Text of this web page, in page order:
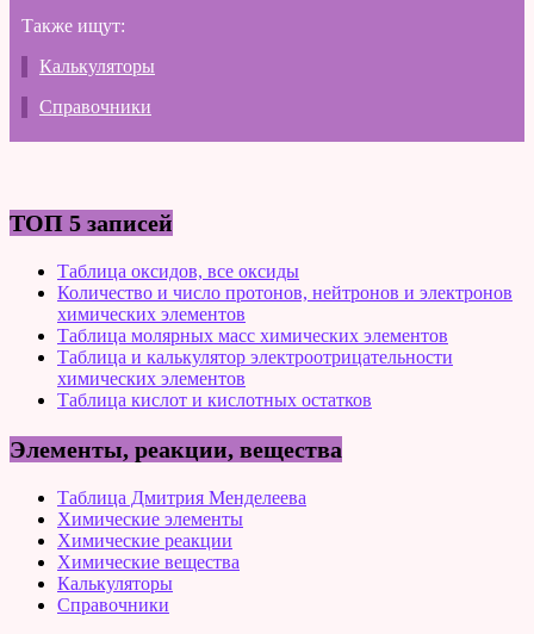
Также ищут:
Калькуляторы
Справочники
ТОП 5 записей
Таблица оксидов, все оксиды
Количество и число протонов, нейтронов и электронов
химических элементов
Таблица молярных масс химических элементов
Таблица и калькулятор электроотрицательности
химических элементов
Таблица кислот и кислотных остатков
Элементы, реакции, вещества
Таблица Дмитрия Менделеева
Химические элементы
Химические реакции
Химические вещества
Калькуляторы
Справочники